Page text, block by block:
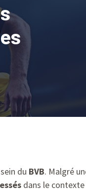
du BVB. Malgré
dans le